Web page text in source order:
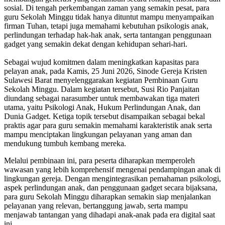
sosial. Di tengah perkembangan zaman yang semakin pesat, para
guru Sekolah Minggu tidak hanya dituntut mampu menyampaikan
firman Tuhan, tetapi juga memahami kebutuhan psikologis anak,
perlindungan terhadap hak-hak anak, serta tantangan penggunaan
gadget yang semakin dekat dengan kehidupan sehari-hari.
Sebagai wujud komitmen dalam meningkatkan kapasitas para
pelayan anak, pada Kamis, 25 Juni 2026, Sinode Gereja Kristen
Sulawesi Barat menyelenggarakan kegiatan Pembinaan Guru
Sekolah Minggu. Dalam kegiatan tersebut, Susi Rio Panjaitan
diundang sebagai narasumber untuk membawakan tiga materi
utama, yaitu Psikologi Anak, Hukum Perlindungan Anak, dan
Dunia Gadget. Ketiga topik tersebut disampaikan sebagai bekal
praktis agar para guru semakin memahami karakteristik anak serta
mampu menciptakan lingkungan pelayanan yang aman dan
mendukung tumbuh kembang mereka.
Melalui pembinaan ini, para peserta diharapkan memperoleh
wawasan yang lebih komprehensif mengenai pendampingan anak di
lingkungan gereja. Dengan mengintegrasikan pemahaman psikologi,
aspek perlindungan anak, dan penggunaan gadget secara bijaksana,
para guru Sekolah Minggu diharapkan semakin siap menjalankan
pelayanan yang relevan, bertanggung jawab, serta mampu
menjawab tantangan yang dihadapi anak-anak pada era digital saat